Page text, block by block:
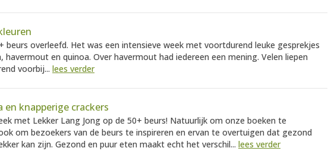
beurs overleefd. Het was een intensieve week met voortdurend leuke gesprekjes
havermout en quinoa. Over havermout had iedereen een mening. Velen liepen
voorbij... lees verder
en knapperige crackers
met Lekker Lang Jong op de 50+ beurs! Natuurlijk om onze boeken te
om bezoekers van de beurs te inspireren en ervan te overtuigen dat gezond
kan zijn. Gezond en puur eten maakt echt het verschil... lees verder